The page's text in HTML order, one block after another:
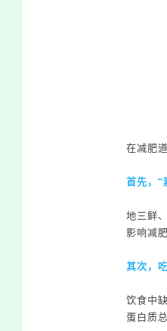
在减肥
首先，“
地三鲜、
影响减
其次，
饮食中
蛋白质